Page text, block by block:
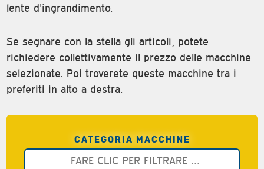
lente d'ingrandimento.
Se segnare con la stella gli articoli, potete
richiedere collettivamente il prezzo delle macchine
selezionate. Poi troverete queste macchine tra i
preferiti in alto a destra.
CATEGORIA MACCHINE